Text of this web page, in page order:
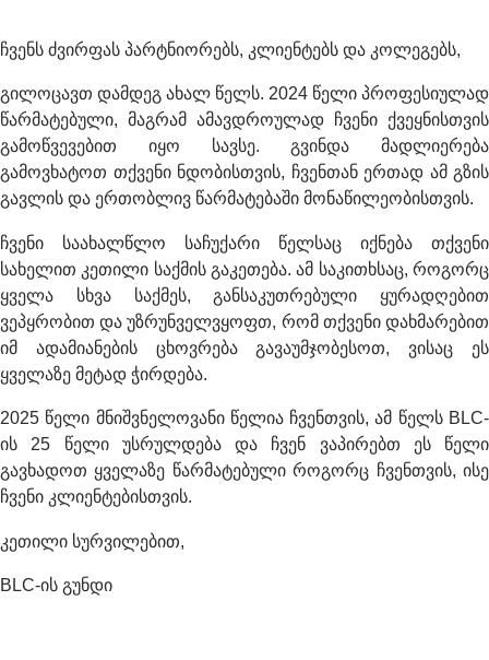
ჩვენს ძვირფას პარტნიორებს, კლიენტებს და კოლეგებს,
გილოცავთ დამდეგ ახალ წელს. 2024 წელი პროფესიულად
წარმატებული, მაგრამ ამავდროულად ჩვენი ქვეყნისთვის
გამოწვევებით იყო სავსე. გვინდა მადლიერება
გამოვხატოთ თქვენი ნდობისთვის, ჩვენთან ერთად ამ გზის
გავლის და ერთობლივ წარმატებაში მონაწილეობისთვის.
ჩვენი საახალწლო საჩუქარი წელსაც იქნება თქვენი
სახელით კეთილი საქმის გაკეთება. ამ საკითხსაც, როგორც
ყველა სხვა საქმეს, განსაკუთრებული ყურადღებით
ვეპყრობით და უზრუნველვყოფთ, რომ თქვენი დახმარებით
იმ ადამიანების ცხოვრება გავაუმჯობესოთ, ვისაც ეს
ყველაზე მეტად ჭირდება.
2025 წელი მნიშვნელოვანი წელია ჩვენთვის, ამ წელს BLC-
ის 25 წელი უსრულდება და ჩვენ ვაპირებთ ეს წელი
გავხადოთ ყველაზე წარმატებული როგორც ჩვენთვის, ისე
ჩვენი კლიენტებისთვის.
კეთილი სურვილებით,
BLC-ის გუნდი